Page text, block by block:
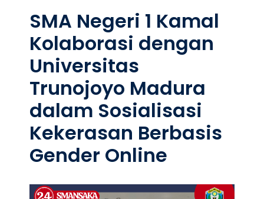
SMA Negeri 1 Kamal
Kolaborasi dengan
Universitas
Trunojoyo Madura
dalam Sosialisasi
Kekerasan Berbasis
Gender Online